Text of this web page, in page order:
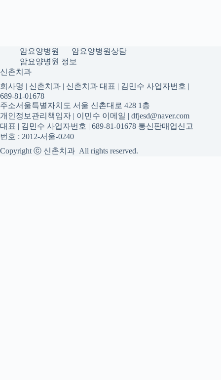
암요양병원
암요양병원상담
암요양병원 정보
신촌치과
회사명 | 신촌치과 | 신촌치과 대표 | 김민수 사업자번호 |
689-81-01678
주소서울특별자치도 서울 신촌대로 428 1층
개인정보관리책임자 | 이민수 이메일 | dfjesd@naver.com
대표 | 김민수 사업자번호 | 689-81-01678 통신판매업신고
번호 : 2012-서울-0240
Copyright ⓒ 신촌치과 All rights reserved.